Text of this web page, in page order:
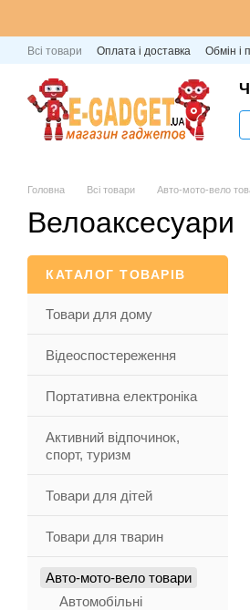
Всі товари Оплата і доставка Обмін і
Головна Всі товари Авто-мото-вело
Велоаксесуари
КАТАЛОГ ТОВАРІВ
Товари для дому
Відеоспостереження
Портативна електроніка
Активний відпочинок,
спорт, туризм
Товари для дітей
Товари для тварин
Авто-мото-вело товари
Автомобільні